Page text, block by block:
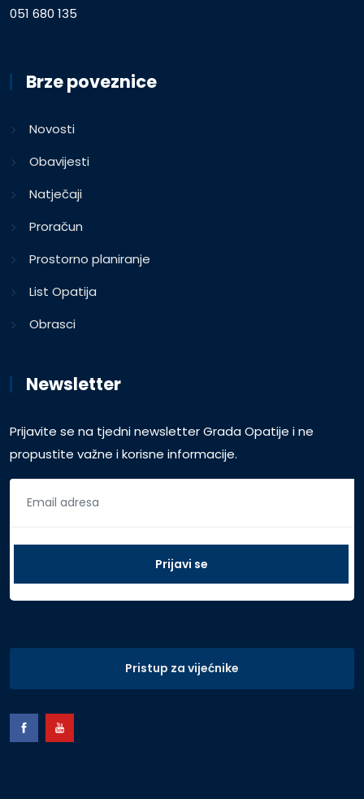
051 680 135
Brze poveznice
Novosti
Obavijesti
Natječaji
Proračun
Prostorno planiranje
List Opatija
Obrasci
Newsletter
Prijavite se na tjedni newsletter Grada Opatije i ne
propustite važne i korisne informacije.
Pristup za vijećnike